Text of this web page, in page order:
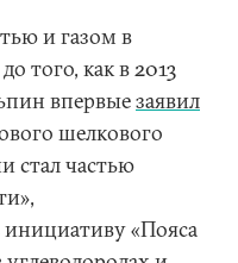
и газом в
того, как в 2013
впервыезаявил
шелкового
стал частью
«Пояса